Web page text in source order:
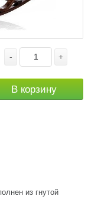
- +
В корзину
из гнутой